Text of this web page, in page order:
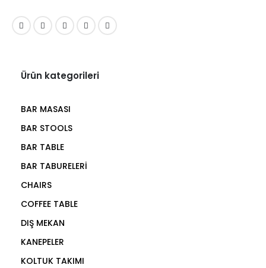
Ürün kategorileri
BAR MASASI
BAR STOOLS
BAR TABLE
BAR TABURELERİ
CHAIRS
COFFEE TABLE
DIŞ MEKAN
KANEPELER
KOLTUK TAKIMI